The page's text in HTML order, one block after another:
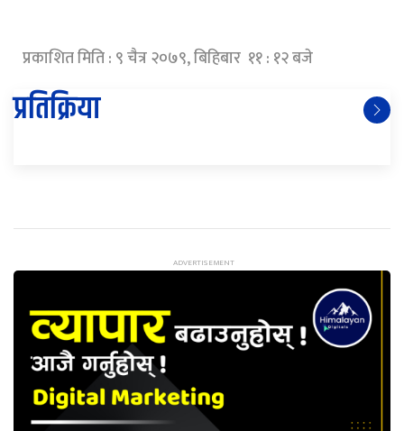
प्रकाशित मिति : ९ चैत्र २०७९, बिहिबार ११ : १२ बजे
प्रतिक्रिया